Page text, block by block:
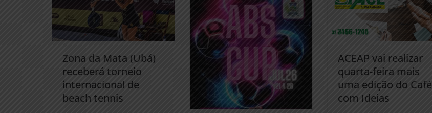
Zona da Mata (Ubá)
receberá torneio
internacional de
beach tennis
ACEAP vai realizar
quarta-feira mais
uma edição do Café
com Ideias